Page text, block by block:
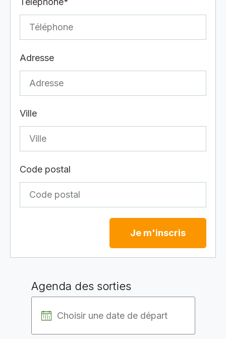
Adresse
Ville
Code postal
Je m'inscris
Agenda des sorties